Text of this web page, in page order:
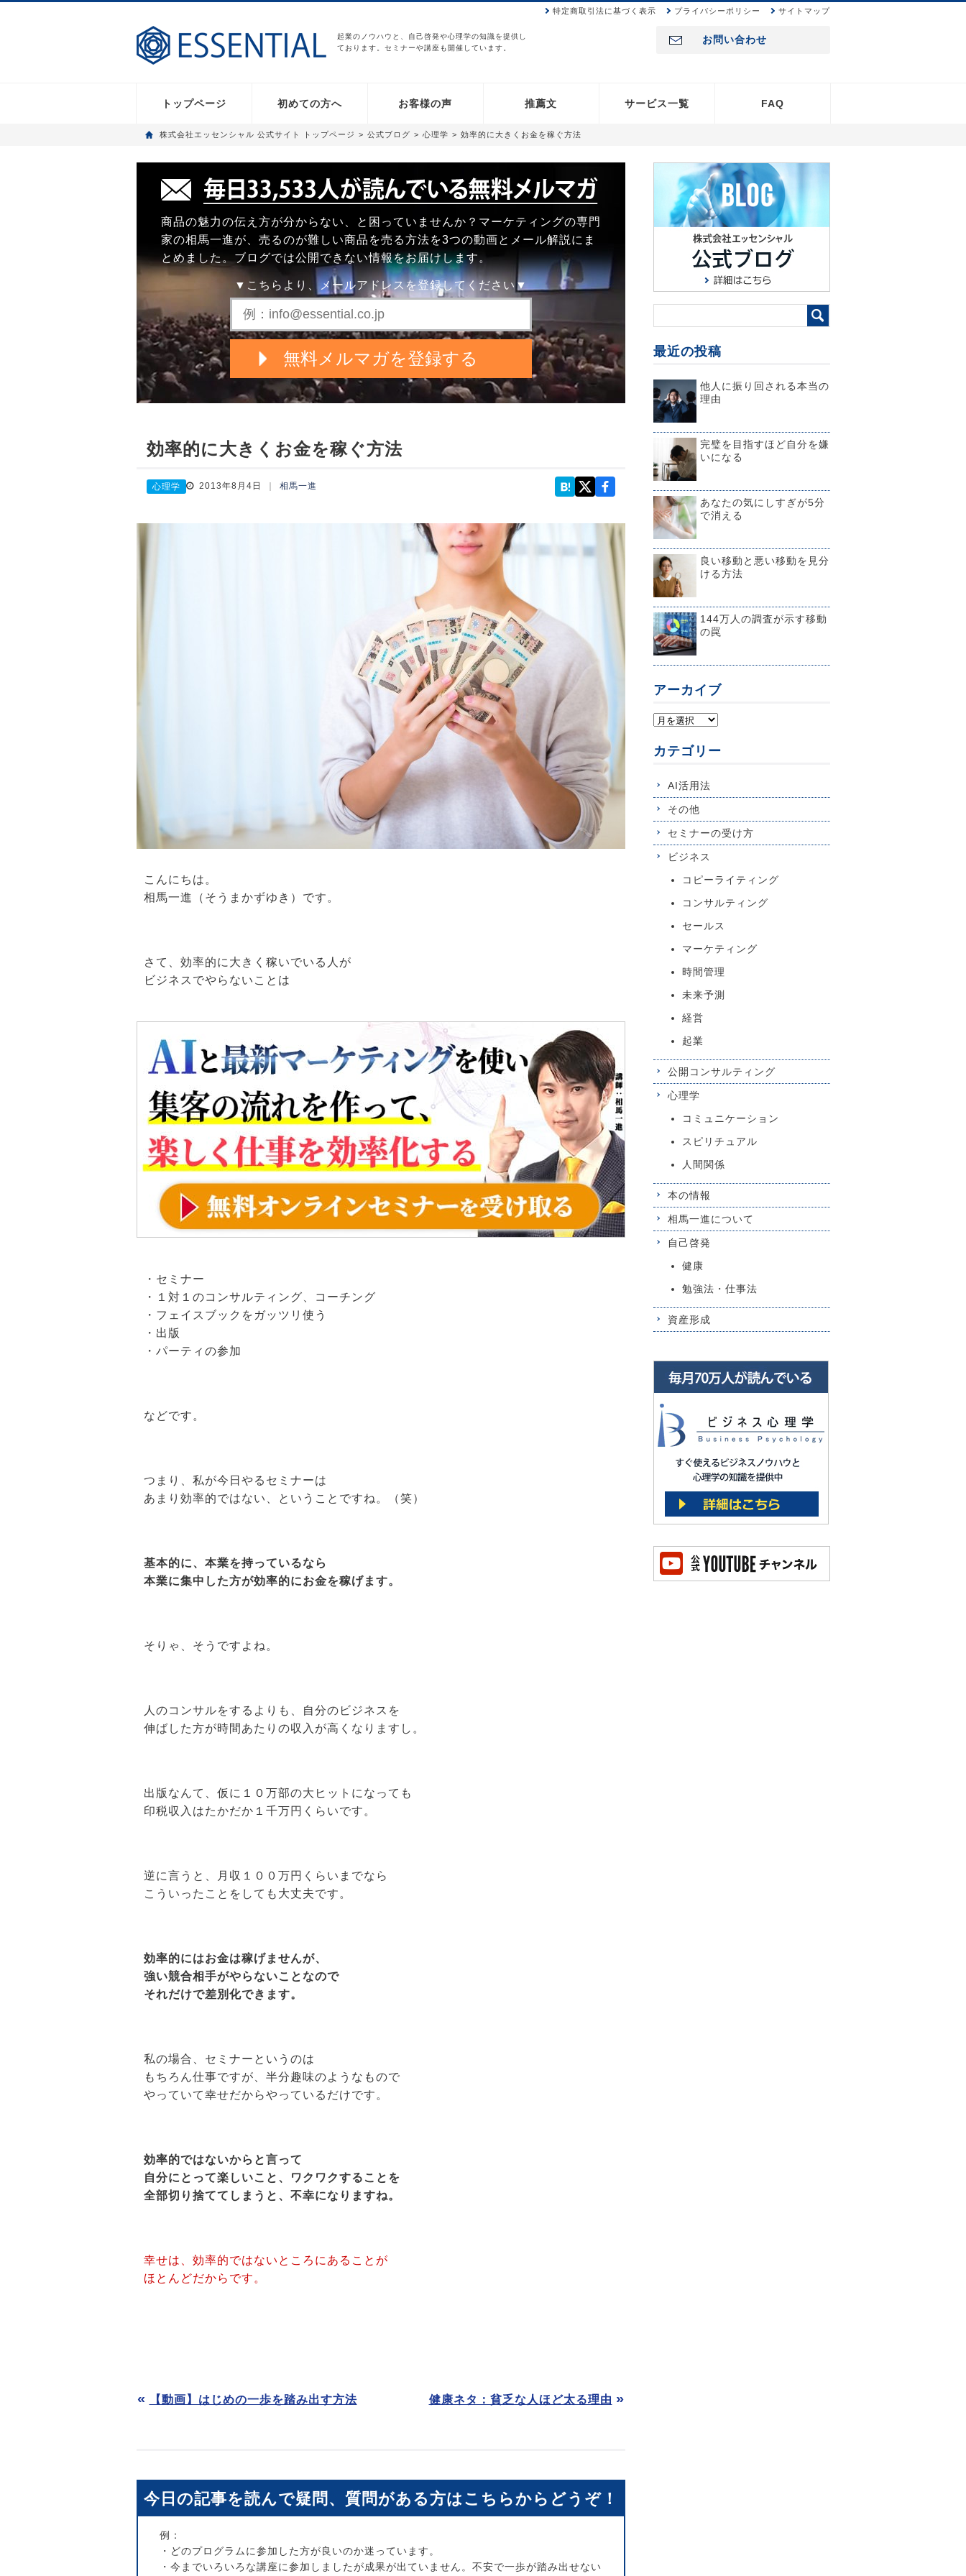
起業のノウハウと、自己啓発や心理学の知識を提供し
ております。セミナーや講座も開催しています。
特定商取引法に基づく表示 プライバシーポリシー サイトマップ
お問い合わせ
トップページ 初めての方へ お客様の声 推薦文 サービス一覧 FAQ
株式会社エッセンシャル 公式サイト トップページ > 公式ブログ > 心理学 > 効率的に大きくお金を稼ぐ方法
商品の魅力の伝え方が分からない、と困っていませんか？マーケティングの専門
家の相馬一進が、売るのが難しい商品を売る方法を3つの動画とメール解説にま
とめました。ブログでは公開できない情報をお届けします。
▼こちらより、メールアドレスを登録してください▼
効率的に大きくお金を稼ぐ方法
心理学 2013年8月4日 相馬一進
こんにちは。
相馬一進（そうまかずゆき）です。
さて、効率的に大きく稼いでいる人が
ビジネスでやらないことは
・セミナー
・１対１のコンサルティング、コーチング
・フェイスブックをガッツリ使う
・出版
・パーティの参加
などです。
つまり、私が今日やるセミナーは
あまり効率的ではない、ということですね。（笑）
基本的に、本業を持っているなら
本業に集中した方が効率的にお金を稼げます。
そりゃ、そうですよね。
人のコンサルをするよりも、自分のビジネスを
伸ばした方が時間あたりの収入が高くなりますし。
出版なんて、仮に１０万部の大ヒットになっても
印税収入はたかだか１千万円くらいです。
逆に言うと、月収１００万円くらいまでなら
こういったことをしても大丈夫です。
効率的にはお金は稼げませんが、
強い競合相手がやらないことなので
それだけで差別化できます。
私の場合、セミナーというのは
もちろん仕事ですが、半分趣味のようなもので
やっていて幸せだからやっているだけです。
効率的ではないからと言って
自分にとって楽しいこと、ワクワクすることを
全部切り捨ててしまうと、不幸になりますね。
幸せは、効率的ではないところにあることが
ほとんどだからです。
【動画】はじめの一歩を踏み出す方法 健康ネタ：貧乏な人ほど太る理由
今日の記事を読んで疑問、 質問がある方はこちらからどうぞ！
例：
・どのプログラムに参加した方が良いのか迷っています。
・今までいろいろな講座に参加しましたが成果が出ていません。不安で一歩が踏み出せない
最近の投稿
他人に振り回される本当の
理由
完璧を目指すほど自分を嫌
いになる
あなたの気にしすぎが5分
で消える
良い移動と悪い移動を見分
ける方法
144万人の調査が示す移動
の罠
アーカイブ
カテゴリー
AI活用法
その他
セミナーの受け方
ビジネス
コピーライティング
コンサルティング
セールス
マーケティング
時間管理
未来予測
経営
起業
公開コンサルティング
心理学
コミュニケーション
スピリチュアル
人間関係
本の情報
相馬一進について
自己啓発
健康
勉強法・仕事法
資産形成